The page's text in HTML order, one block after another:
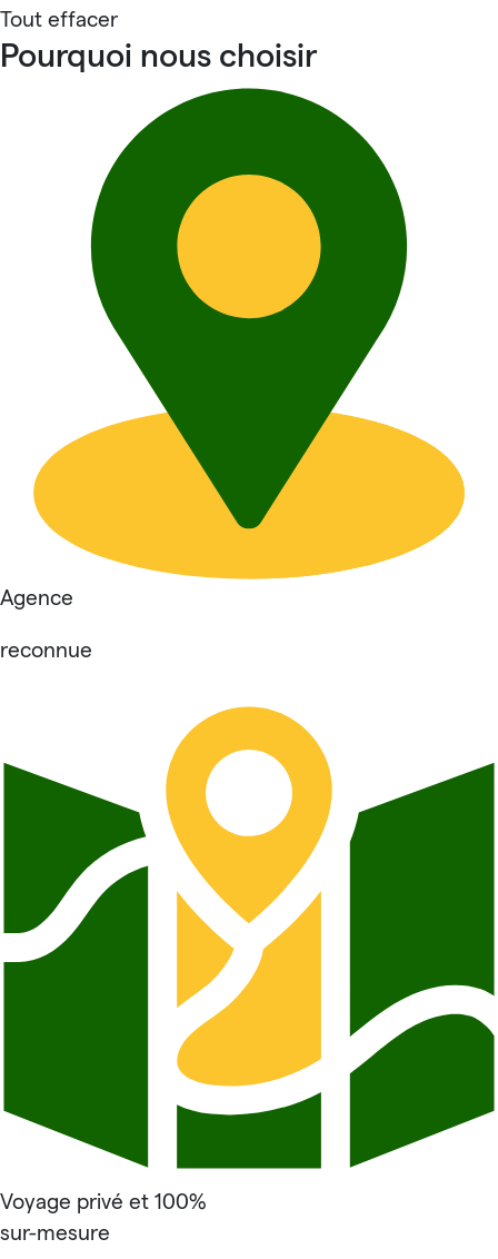
Tout effacer
Pourquoi nous choisir
Agence
reconnue
Voyage privé et 100%
sur-mesure